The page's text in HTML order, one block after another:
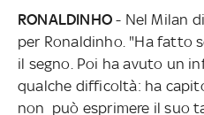
RONALDINHO- Nel Milan
per Ronaldinho. "Ha fatto
il segno. Poi ha avuto un
qualche difficoltà: ha
non può esprimere il suo